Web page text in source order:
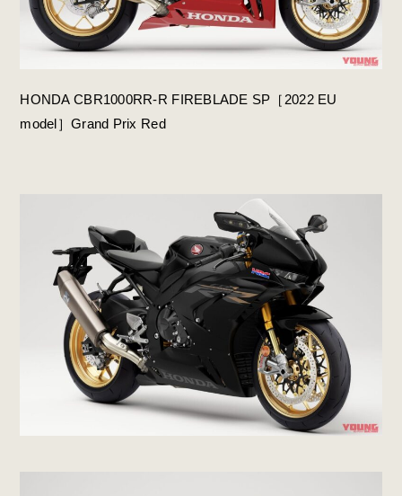
HONDA CBR1000RR-R FIREBLADE SP［2022 EU
model］Grand Prix Red